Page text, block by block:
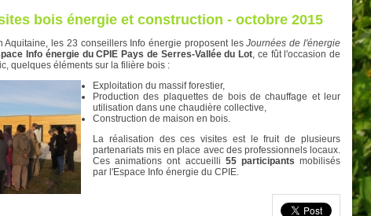
bois énergie et construction - octobre 2015
Aquitaine, les 23 conseillers Info énergie proposent lesJournées de l'énergie
Info énergie du CPIE Pays de Serres-Vallée du Lot, ce fût l'occasion de
quelques éléments sur la filière bois :
Exploitation du massif forestier,
Production des plaquettes de bois de chauffage et leur
utilisation dans une chaudière collective,
Construction de maison en bois.
La réalisation des ces visites est le fruit de plusieurs
partenariats mis en place avec des professionnels locaux.
Ces animations ont accueilli 55 participants mobilisés
par l'Espace Info énergie du CPIE.